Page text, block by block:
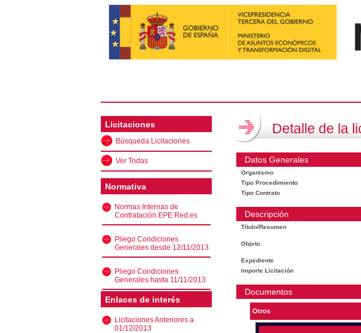
Licitaciones
Búsqueda Licitaciones
Ver Todas
Normativa
Normas Internas de
Contratación EPE Red.es
Pliego Condiciones
Generales desde 12/11/2013
Pliego Condiciones
Generales hasta 11/11/2013
Enlaces de interés
Licitaciones Anteriores a
01/12/2013
Detalle de la
Datos Generales
Organismo
Tipo Procedimiento
Tipo Contrato
Descripción
Título/Resumen
Objeto
Expediente
Importe Licitación
Documentos
Otros